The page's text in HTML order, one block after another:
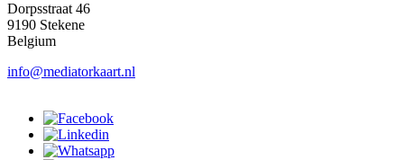
Dorpsstraat 46
9190 Stekene
Belgium
info@mediatorkaart.nl